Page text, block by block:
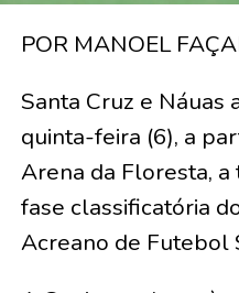
POR MANOEL
Santa Cruz e Náuas
quinta-feira (6), a
Arena da Floresta,
fase classificatória
Acreano de Futebol